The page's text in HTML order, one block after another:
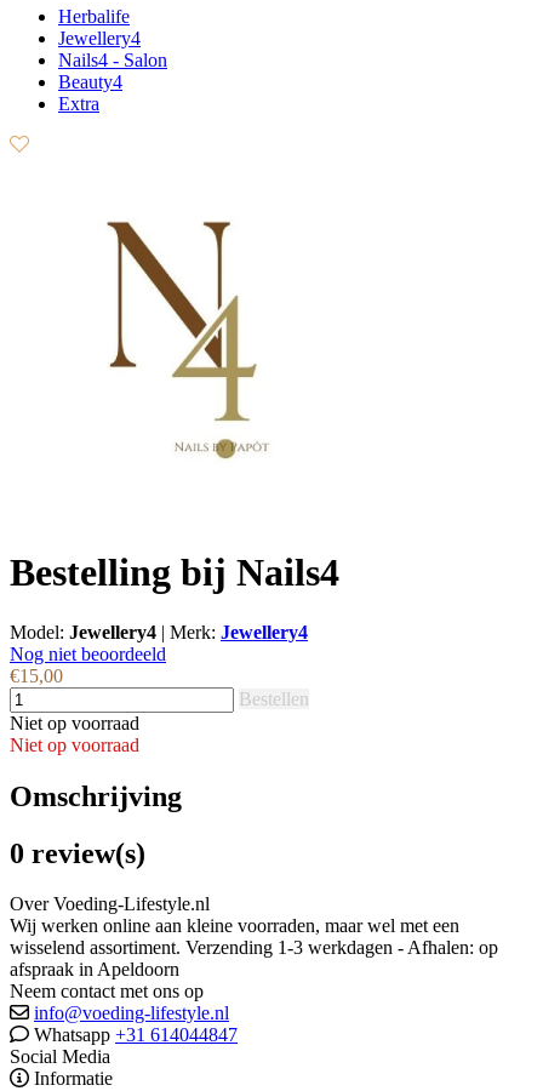
Herbalife
Jewellery4
Nails4 - Salon
Beauty4
Extra
Bestelling bij Nails4
Model: Jewellery4 | Merk: Jewellery4
Nog niet beoordeeld
€15,00
Bestellen
Niet op voorraad
Niet op voorraad
Omschrijving
0 review(s)
Over Voeding-Lifestyle.nl
Wij werken online aan kleine voorraden, maar wel met een
wisselend assortiment. Verzending 1-3 werkdagen - Afhalen: op
afspraak in Apeldoorn
Neem contact met ons op
info@voeding-lifestyle.nl
Whatsapp +31 614044847
Social Media
Informatie